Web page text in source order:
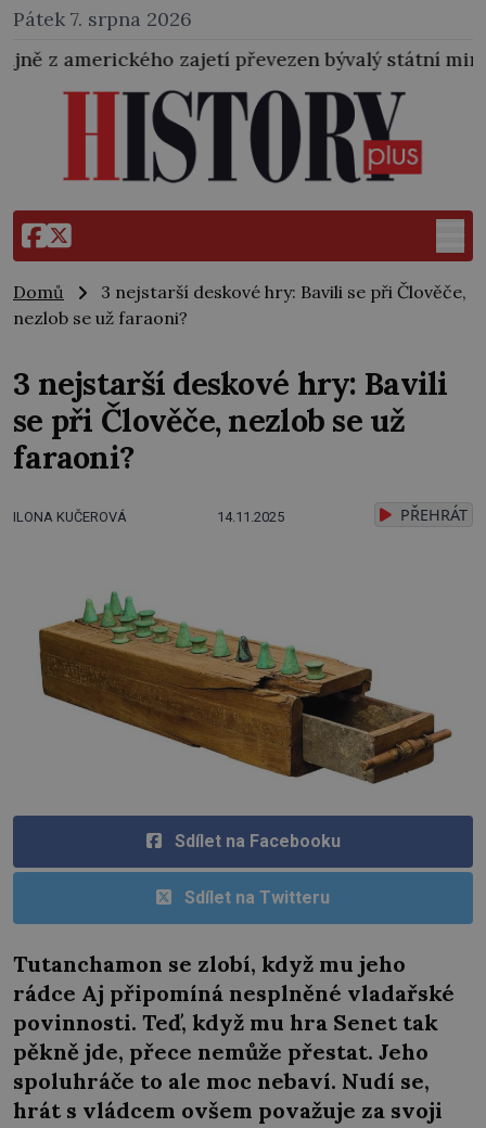
Pátek 7. srpna 2026
převezen bývalý státní ministr pro protektorát
Domů
3 nejstarší deskové hry: Bavili se při Člověče,
nezlob se už faraoni?
3 nejstarší deskové hry: Bavili
se při Člověče, nezlob se už
faraoni?
ILONA KUČEROVÁ 14.11.2025 PŘEHRÁT
Sdílet na Facebooku
Sdílet na Twitteru
Tutanchamon se zlobí, když mu jeho
rádce Aj připomíná nesplněné vladařské
povinnosti. Teď, když mu hra Senet tak
pěkně jde, přece nemůže přestat. Jeho
spoluhráče to ale moc nebaví. Nudí se,
hrát s vládcem ovšem považuje za svoji